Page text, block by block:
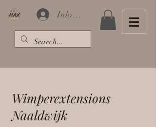
Inloggen
Wimperextensions
Naaldwijk